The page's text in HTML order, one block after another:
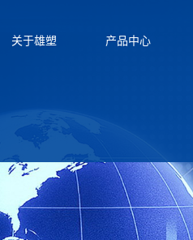
关于雄塑 产品中心